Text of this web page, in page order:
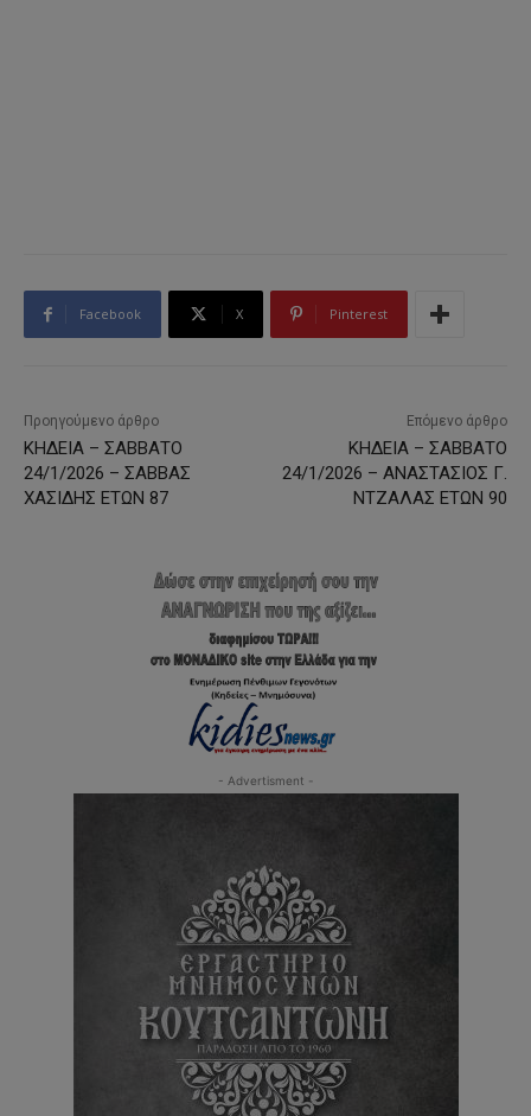
Facebook X Pinterest
Προηγούμενο άρθρο
ΚΗΔΕΙΑ – ΣΑΒΒΑΤΟ
24/1/2026 – ΣΑΒΒΑΣ
ΧΑΣΙΔΗΣ ΕΤΩΝ 87
Επόμενο άρθρο
ΚΗΔΕΙΑ – ΣΑΒΒΑΤΟ
24/1/2026 – ΑΝΑΣΤΑΣΙΟΣ Γ.
ΝΤΖΑΛΑΣ ΕΤΩΝ 90
- Advertisment -